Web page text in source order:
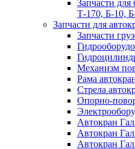
Запчасти для
Т-170, Б-10,
Запчасти для
Запчасти
Механизм
Рама
Стрела
Опорно-
Автокран
Автокран
Автокран